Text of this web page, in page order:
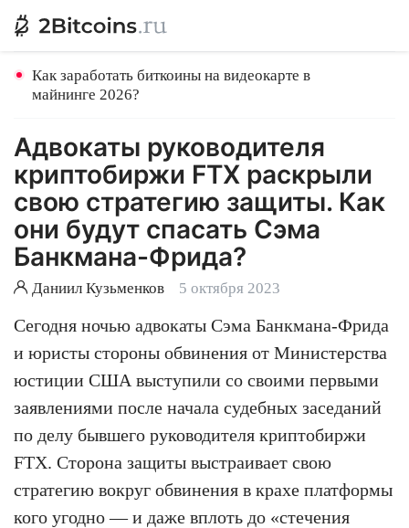
Как заработать биткоины на видеокарте в
майнинге 2026?
Адвокаты руководителя
криптобиржи FTX раскрыли
свою стратегию защиты. Как
они будут спасать Сэма
Банкмана-Фрида?
Даниил Кузьменков 5 октября 2023
Сегодня ночью адвокаты Сэма Банкмана-Фрида
и юристы стороны обвинения от Министерства
юстиции США выступили со своими первыми
заявлениями после начала судебных заседаний
по делу бывшего руководителя криптобиржи
FTX. Сторона защиты выстраивает свою
стратегию вокруг обвинения в крахе платформы
кого угодно — и даже вплоть до «стечения